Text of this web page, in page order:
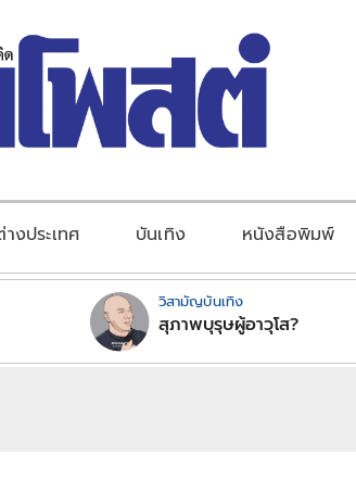
างประเทศ บันเทิง หนังสือพิมพ์
วิสามัญบันเทิง
สุภาพบุรุษผู้อาวุโส?